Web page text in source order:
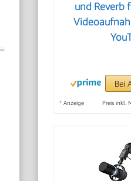
und Reverb
Bei
* Anzeige Preis inkl.